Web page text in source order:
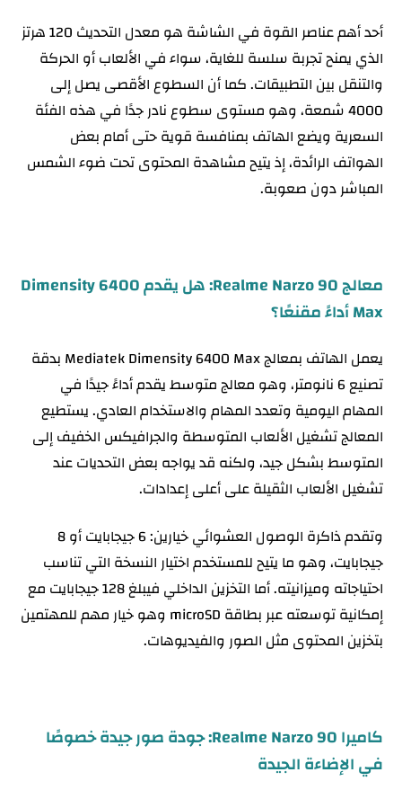
أحد أهم عناصر القوة في الشاشة هو معدل التحديث 120 هرتز
الذي يمنح تجربة سلسة للغاية، سواء في الألعاب أو الحركة
والتنقل بين التطبيقات. كما أن السطوع الأقصى يصل إلى
4000 شمعة، وهو مستوى سطوع نادر جدًا في هذه الفئة
السعرية ويضع الهاتف بمنافسة قوية حتى أمام بعض
الهواتف الرائدة، إذ يتيح مشاهدة المحتوى تحت ضوء الشمس
المباشر دون صعوبة.
معالج Realme Narzo 90: هل يقدم Dimensity 6400
Max أداءً مقنعًا؟
يعمل الهاتف بمعالج Mediatek Dimensity 6400 Max بدقة
تصنيع 6 نانومتر، وهو معالج متوسط يقدم أداءً جيدًا في
المهام اليومية وتعدد المهام والاستخدام العادي. يستطيع
المعالج تشغيل الألعاب المتوسطة والجرافيكس الخفيف إلى
المتوسط بشكل جيد، ولكنه قد يواجه بعض التحديات عند
تشغيل الألعاب الثقيلة على أعلى إعدادات.
وتقدم ذاكرة الوصول العشوائي خيارين: 6 جيجابايت أو 8
جيجابايت، وهو ما يتيح للمستخدم اختيار النسخة التي تناسب
احتياجاته وميزانيته. أما التخزين الداخلي فيبلغ 128 جيجابايت مع
إمكانية توسعته عبر بطاقة microSD وهو خيار مهم للمهتمين
بتخزين المحتوى مثل الصور والفيديوهات.
كاميرا Realme Narzo 90: جودة صور جيدة خصوصًا
في الإضاءة الجيدة